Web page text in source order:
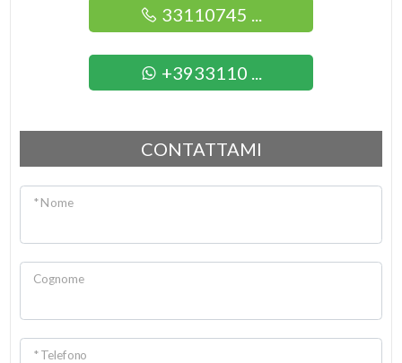
33110745 ...
+3933110 ...
CONTATTAMI
* Nome
Cognome
* Telefono